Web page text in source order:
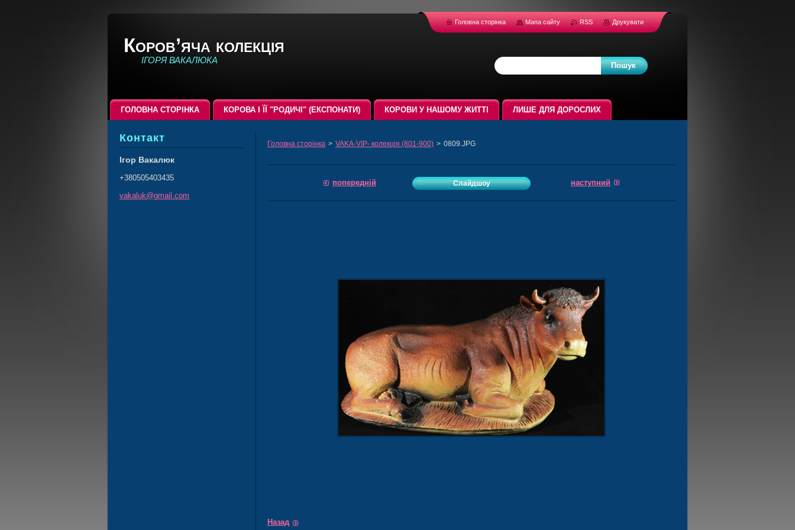
Коров’яча колекція
ІГОРЯ ВАКАЛЮКА
Головна сторінка > VAKA-VIP- колекція (801-900) > 0809.JPG
попередній Слайдшоу наступний
Назад
Контакт
Ігор Вакалюк
+380505403435
vakaluk@gmail.com
ГОЛОВНА СТОРІНКА КОРОВА І ЇЇ "РОДИЧІ" (ЕКСПОНАТИ) КОРОВИ У НАШОМУ ЖИТТІ ЛИШЕ ДЛЯ ДОРОСЛИХ
Головна сторінка Мапа сайту RSS Друкувати